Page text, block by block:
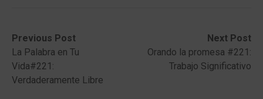
Post
navigation
Previous Post
Previous
post:La Palabra en Tu
Vida#221:
Verdaderamente Libre
Next Post
Next
post:
Orando la promesa #221:
Trabajo Significativo